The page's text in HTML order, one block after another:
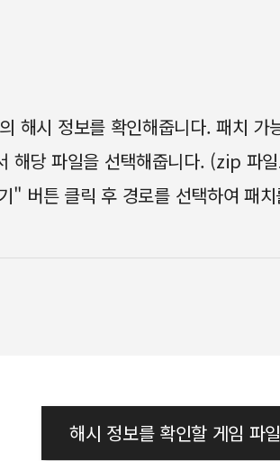
해시 정보를 확인해줍니다. 패치 가
해당 파일을 선택해줍니다. (zip 파
버튼 클릭 후 경로를 선택하여 패치
해시 정보를 확인할 게임 파